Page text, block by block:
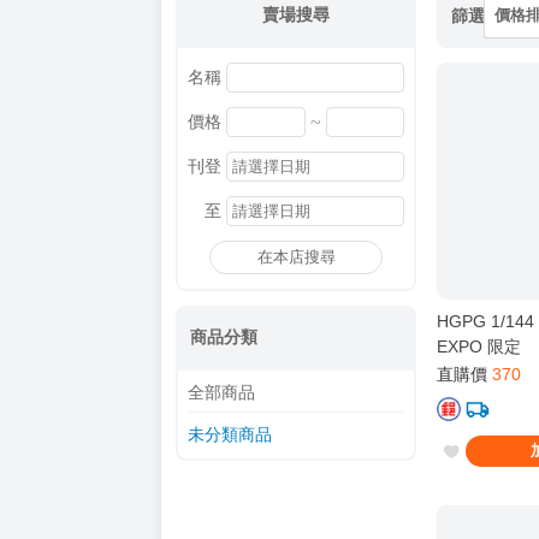
賣場搜尋
名稱
價格 ~
刊登
至
在本店搜尋
商品分類
全部商品
未分類商品
篩選 價格
HGPG 1/
EXPO 限定
直購價 370